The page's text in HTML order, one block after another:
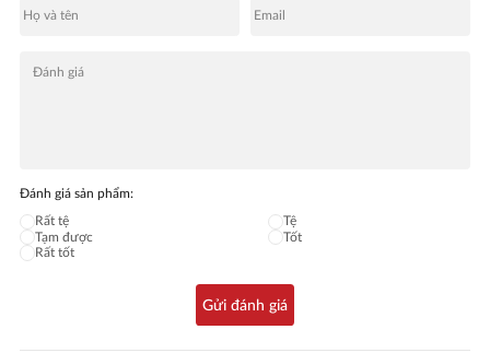
Đánh giá sản phẩm:
Rất tệ
Tệ
Tạm được
Tốt
Rất tốt
Gửi đánh giá